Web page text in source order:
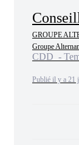
GROUPE
Groupe
CDD -
Publié il y a 21